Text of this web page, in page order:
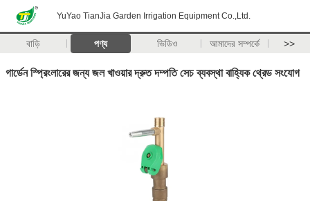
YuYao TianJia Garden Irrigation Equipment Co.,Ltd.
বাড়ি পণ্য ভিডিও আমাদের সম্পর্কে >>
গার্ডেন স্প্রিংলারের জন্য জল খাওয়ার দ্রুত দম্পতি সেচ ব্যবস্থা বাহ্যিক থ্রেড সংযোগ